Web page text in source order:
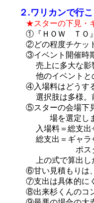
２.ワリカンで行こ
★スターの下見・
①『ＨＯＷ ＴＯ』⇒
②どの程度チケット
③イベント開催時期
売上に多大な影
他のイベントとの
④入場料はどうする
選択肢は多様。前
⑤スターの会場下見
場を選定しま
入場料＝総支出
総支出＝ギャラ+税
ポスター・チ
上の式で算出した
⑥甘い見積もりは、
⑦支出は具体的にく
⑧出来杉くんのコン